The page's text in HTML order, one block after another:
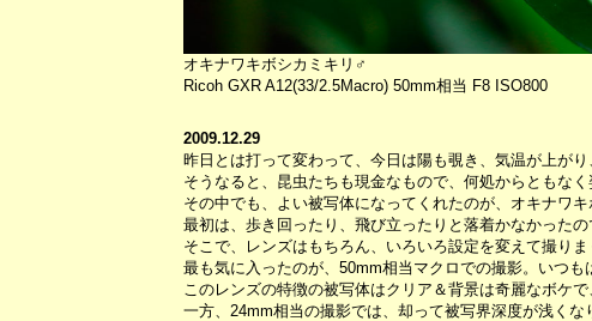
オキナワキボシカミキリ♂
Ricoh GXR A12(33/2.5Macro) 50mm相当 F8 ISO800
2009.12.29
昨日とは打って変わって、今日は陽も覗き、気温が上がり
そうなると、昆虫たちも現金なもので、何処からともなく
その中でも、よい被写体になってくれたのが、オキナワキ
最初は、歩き回ったり、飛び立ったりと落着かなかったの
そこで、レンズはもちろん、いろいろ設定を変えて撮りま
最も気に入ったのが、50mm相当マクロでの撮影。いつ
このレンズの特徴の被写体はクリア＆背景は奇麗なボケで
一方、24mm相当の撮影では、却って被写界深度が浅く